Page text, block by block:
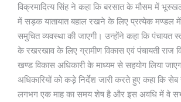
विक्रमादित्य सिंह ने कहा कि बरसात के मौसम में
में सड़क यातायात बहाल रखने के लिए प्रत्येक मण्डल में
समुचित व्यवस्था की जाएगी। उन्होंने कहा कि पंचायत
के रखरखाव के लिए ग्रामीण विकास एवं पंचायती राज
खण्ड विकास अधिकारी के माध्यम से सहयोग लिया
अधिकारियों को कड़े निर्देश जारी करते हुए कहा कि
लगभग एक माह का समय शेष है और इस अवधि में वे सभी